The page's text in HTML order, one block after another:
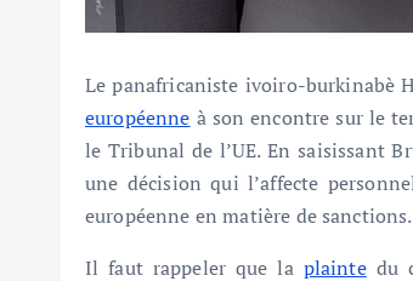
Le panafricaniste ivoiro-burkinabè
européenne à son encontre sur le
le Tribunal de l’UE. En saisissant
une décision qui l’affecte
européenne en matière de sanctions.
Il faut rappeler que la plaintedu